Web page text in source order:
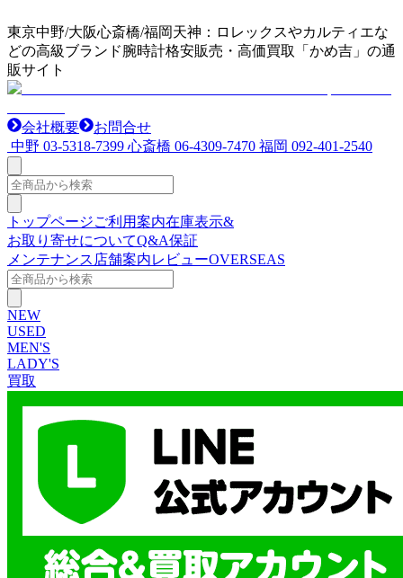
東京中野/大阪心斎橋/福岡天神：ロレックスやカルティエな
どの高級ブランド腕時計格安販売・高価買取「かめ吉」の通
販サイト
会社概要
お問合せ
中野 03-5318-7399 心斎橋 06-4309-7470 福岡 092-401-2540
トップページご利用案内在庫表示&
お取り寄せについてQ&A保証
メンテナンス 店舗案内レビューOVERSEAS
NEW
USED
MEN'S
LADY'S
買取